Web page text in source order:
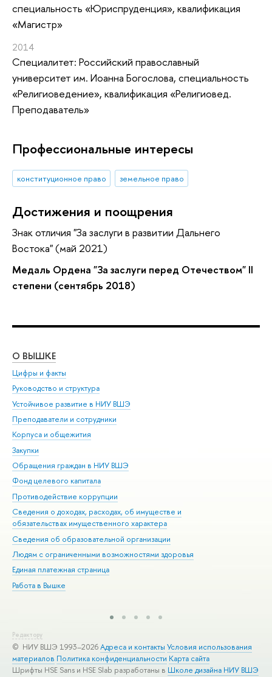
специальность «Юриспруденция», квалификация
«Магистр»
2014
Специалитет: Российский православный
университет им. Иоанна Богослова, специальность
«Религиоведение», квалификация «Религиовед.
Преподаватель»
Профессиональные интересы
конституционное право земельное право
Достижения и поощрения
Знак отличия "За заслуги в развитии Дальнего
Востока" (май 2021)
Медаль Ордена "За заслуги перед Отечеством" II
степени (сентябрь 2018)
О ВЫШКЕ
Цифры и факты
Руководство и структура
Устойчивое развитие в НИУ ВШЭ
Преподаватели и сотрудники
Корпуса и общежития
Закупки
Обращения граждан в НИУ ВШЭ
Фонд целевого капитала
Противодействие коррупции
Сведения о доходах, расходах, об имуществе и
обязательствах имущественного характера
Сведения об образовательной организации
Людям с ограниченными возможностями здоровья
Единая платежная страница
Работа в Вышке
Редактору
© НИУ ВШЭ 1993–2026Адреса и контакты Условия использования
материалов Политика конфиденциальности Карта сайта
Шрифты HSE Sans и HSE Slab разработаны в Школе дизайна НИУ ВШЭ